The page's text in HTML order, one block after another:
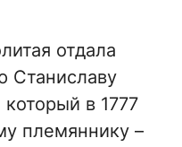
отдала
Станиславу
в 1777
племяннику –